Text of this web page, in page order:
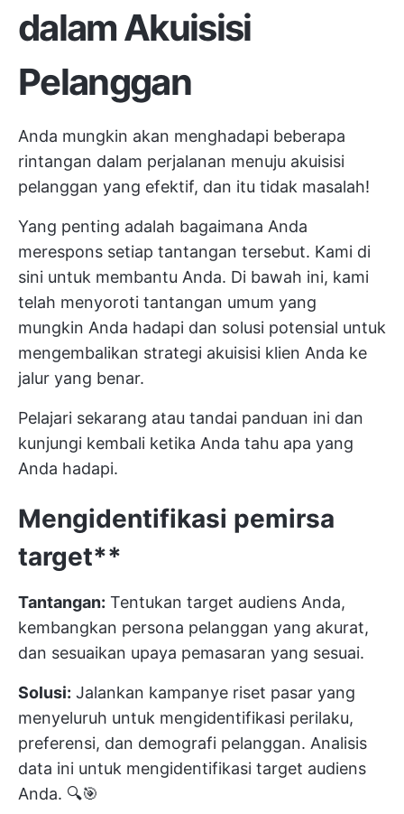
dalam Akuisisi
Pelanggan
Anda mungkin akan menghadapi beberapa
rintangan dalam perjalanan menuju akuisisi
pelanggan yang efektif, dan itu tidak masalah!
Yang penting adalah bagaimana Anda
merespons setiap tantangan tersebut. Kami di
sini untuk membantu Anda. Di bawah ini, kami
telah menyoroti tantangan umum yang
mungkin Anda hadapi dan solusi potensial untuk
mengembalikan strategi akuisisi klien Anda ke
jalur yang benar.
Pelajari sekarang atau tandai panduan ini dan
kunjungi kembali ketika Anda tahu apa yang
Anda hadapi.
Mengidentifikasi pemirsa
target**
Tantangan: Tentukan target audiens Anda,
kembangkan persona pelanggan yang akurat,
dan sesuaikan upaya pemasaran yang sesuai.
Solusi: Jalankan kampanye riset pasar yang
menyeluruh untuk mengidentifikasi perilaku,
preferensi, dan demografi pelanggan. Analisis
data ini untuk mengidentifikasi target audiens
Anda. 🔍🎯